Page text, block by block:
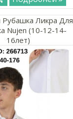
Ликра Для
Nujen (10-12-14-
16лет)